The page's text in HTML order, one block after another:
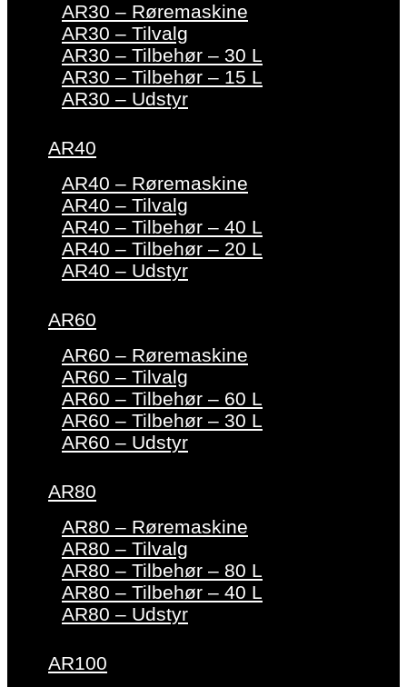
AR30 – Røremaskine
AR30 – Tilvalg
AR30 – Tilbehør – 30 L
AR30 – Tilbehør – 15 L
AR30 – Udstyr
AR40
AR40 – Røremaskine
AR40 – Tilvalg
AR40 – Tilbehør – 40 L
AR40 – Tilbehør – 20 L
AR40 – Udstyr
AR60
AR60 – Røremaskine
AR60 – Tilvalg
AR60 – Tilbehør – 60 L
AR60 – Tilbehør – 30 L
AR60 – Udstyr
AR80
AR80 – Røremaskine
AR80 – Tilvalg
AR80 – Tilbehør – 80 L
AR80 – Tilbehør – 40 L
AR80 – Udstyr
AR100